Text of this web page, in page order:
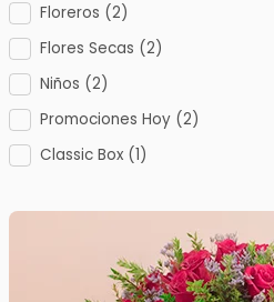
Floreros (2)
Flores Secas (2)
Niños (2)
Promociones Hoy (2)
Classic Box (1)